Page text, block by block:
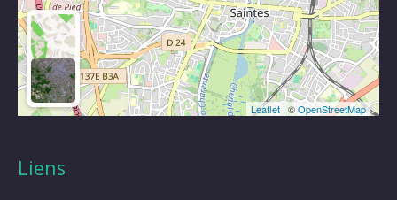
Leaflet | ©OpenStreetMap
Liens